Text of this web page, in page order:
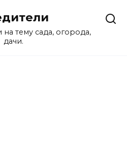
на тему сада, огорода,
дачи.